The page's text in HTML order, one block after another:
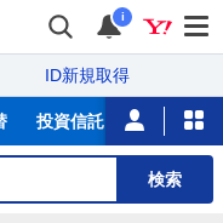
i
ID新規取得
投資信託 ニュース
検索